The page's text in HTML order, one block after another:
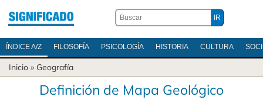
ÍNDICE A/Z FILOSOFÍA PSICOLOGÍA HISTORIA CULTURA
Inicio » Geografía
Definición de Mapa Geológico